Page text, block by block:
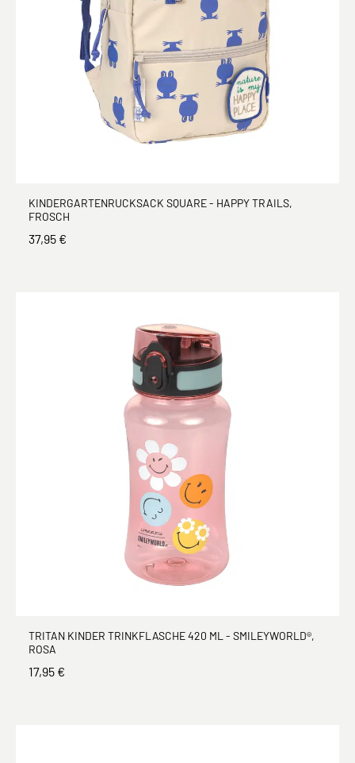
KINDERGARTENRUCKSACK SQUARE - HAPPY TRAILS,
FROSCH
37,95 €
TRITAN KINDER TRINKFLASCHE 420 ML - SMILEYWORLD®,
ROSA
17,95 €